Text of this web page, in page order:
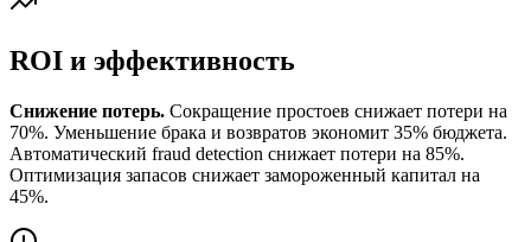
ROI и эффективность
Снижение потерь. Сокращение простоев снижает потери на
70%. Уменьшение брака и возвратов экономит 35% бюджета.
Автоматический fraud detection снижает потери на 85%.
Оптимизация запасов снижает замороженный капитал на
45%.